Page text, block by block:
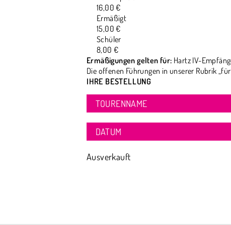
16,00 €
Ermäßigt
15,00 €
Schüler
8,00 €
Ermäßigungen gelten für: Hartz IV-
Die offenen Führungen in unserer Rubrik
IHRE BESTELLUNG
TOURENNAME
DATUM
Ausverkauft